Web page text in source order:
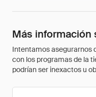
Más información
Intentamos asegurarnos
con los programas de la
podrían ser inexactos u